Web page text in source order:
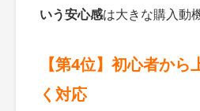
いう安心感は大きな購入動
【第4位】初心者か
く対応